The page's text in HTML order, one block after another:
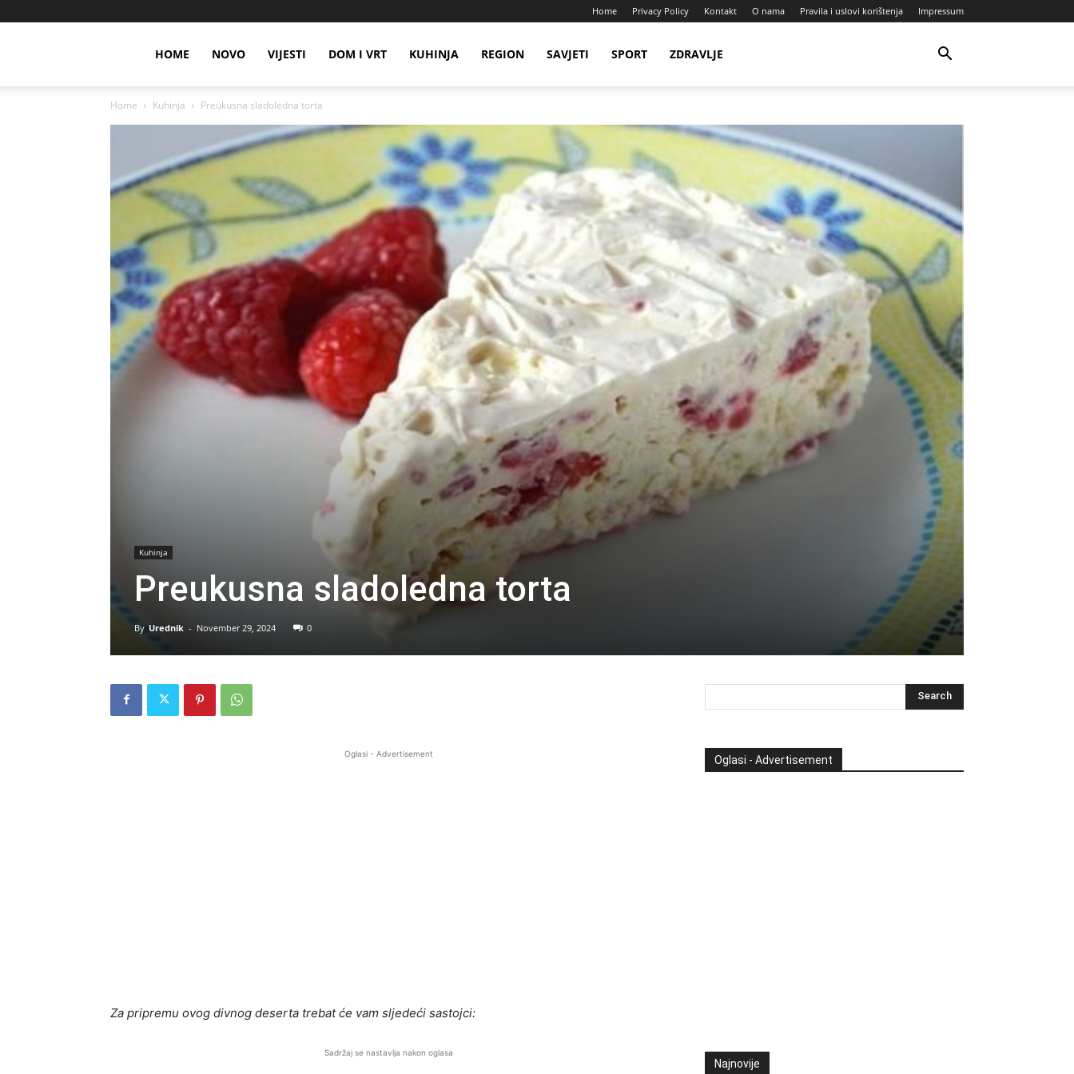
Home Privacy Policy Kontakt O nama Pravila i uslovi korištenja Impressum
HOME NOVO VIJESTI DOM I VRT KUHINJA REGION SAVJETI SPORT ZDRAVLJE
Home Kuhinja Preukusna sladoledna torta
Kuhinja
Preukusna sladoledna torta
By Urednik - November 29, 2024 0
Oglasi - Advertisement
Za pripremu ovog divnog deserta trebat će vam sljedeći sastojci:
Sadržaj se nastavlja nakon oglasa
Oglasi - Advertisement
Najnovije